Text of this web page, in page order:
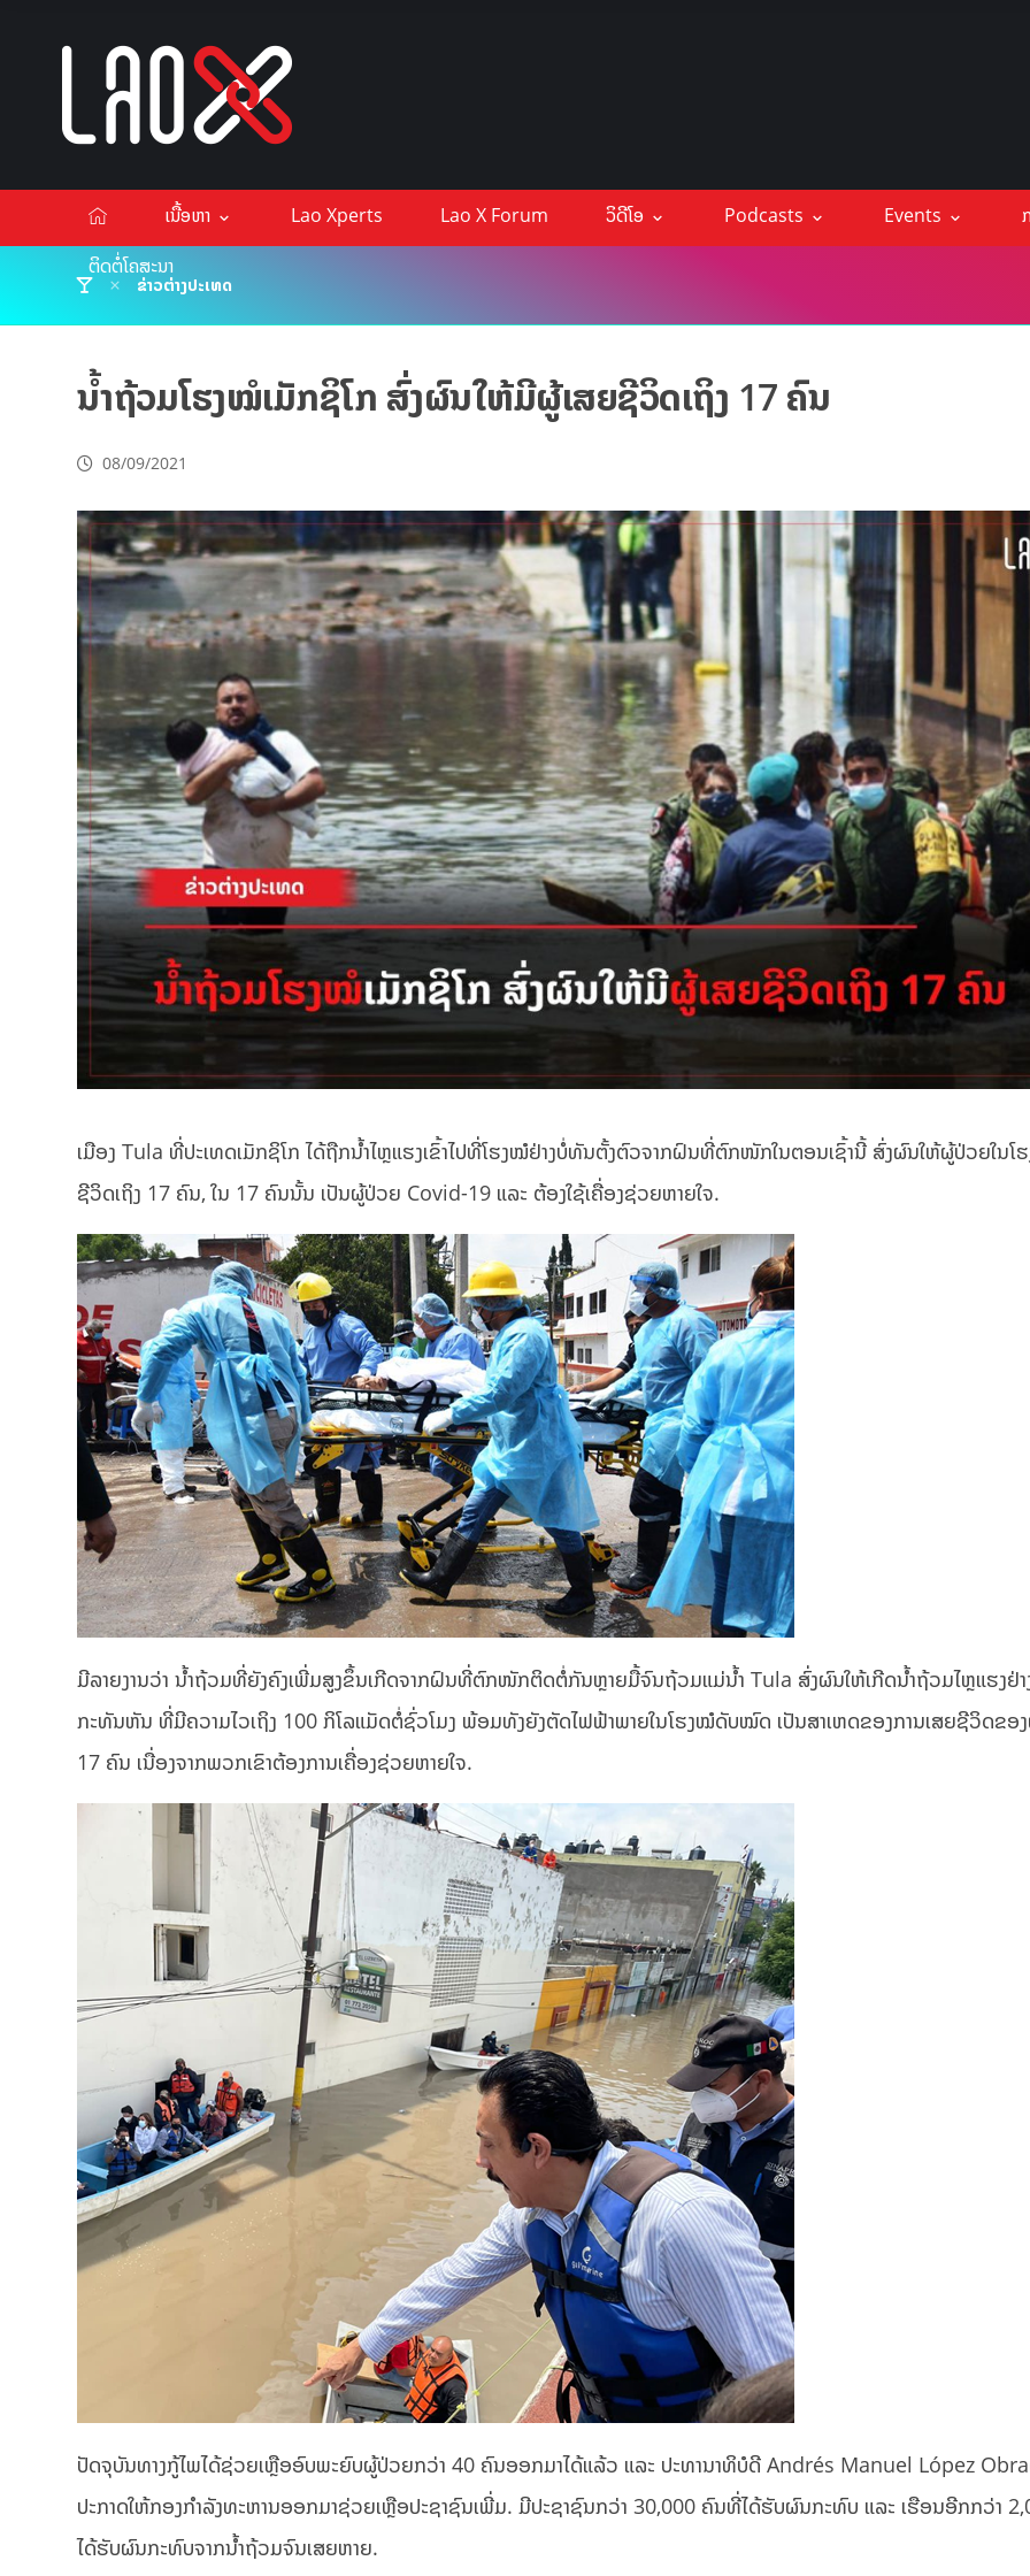
ເນື້ອຫາ Lao Xperts Lao X Forum ວິດີໂອ Podcasts Events
ຕິດຕໍ່ໂຄສະນາ
ຂ່າວຕ່າງປະເທດ
ນ້ຳຖ້ວມໂຮງໝໍເມັກຊິໂກ ສົ່ງຜົນໃຫ້ມີຜູ້ເສຍຊີວິດເຖິງ 17 ຄົນ
08/09/2021
ເມືອງ Tula ທີ່ປະເທດເມັກຊິໂກ ໄດ້ຖືກນ້ຳໄຫຼແຮງເຂົ້າໄປທີ່ໂຮງໝໍຢ່າງບໍ່ທັນຕັ້ງຕົວຈາກຝົນທີ່ຕົກໜັກໃນຕອນເຊົ້ານີ້ ສົ່ງຜົນໃຫ້ຜູ້ປ່ວຍໃນໂ
ຊີວິດເຖິງ 17 ຄົນ, ໃນ 17 ຄົນນັ້ນ ເປັນຜູ້ປ່ວຍ Covid-19 ແລະ ຕ້ອງໃຊ້ເຄື່ອງຊ່ວຍຫາຍໃຈ.
ມີລາຍງານວ່າ ນ້ຳຖ້ວມທີ່ຍັງຄົງເພີ່ມສູງຂຶ້ນເກີດຈາກຝົນທີ່ຕົກໜັກຕິດຕໍ່ກັນຫຼາຍມື້ຈົນຖ້ວມແມ່ນ້ຳ Tula ສົ່ງຜົນໃຫ້ເກີດນ້ຳຖ້ວມໄຫຼແຮງຢ່າ
ກະທັນຫັນ ທີ່ມີຄວາມໄວເຖິງ 100 ກິໂລແມັດຕໍ່ຊົ່ວໂມງ ພ້ອມທັງຍັງຕັດໄຟຟ້າພາຍໃນໂຮງໝໍດັບໝົດ ເປັນສາເຫດຂອງການເສຍຊີວິດຂອ
17 ຄົນ ເນື່ອງຈາກພວກເຂົາຕ້ອງການເຄື່ອງຊ່ວຍຫາຍໃຈ.
ປັດຈຸບັນທາງກູ້ໄພໄດ້ຊ່ວຍເຫຼືອອົບພະຍົບຜູ້ປ່ວຍກວ່າ 40 ຄົນອອກມາໄດ້ແລ້ວ ແລະ ປະທານາທິບໍດີ Andrés Manuel López
ປະກາດໃຫ້ກອງກຳລັງທະຫານອອກມາຊ່ວຍເຫຼືອປະຊາຊົນເພີ່ມ. ມີປະຊາຊົນກວ່າ 30,000 ຄົນທີ່ໄດ້ຮັບຜົນກະທົບ ແລະ ເຮືອນອີກກວ່າ
ໄດ້ຮັບຜົນກະທົບຈາກນ້ຳຖ້ວມຈົນເສຍຫາຍ.